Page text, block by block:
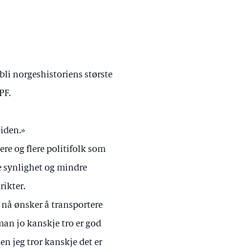
norgeshistoriens største
og flere politifolk som
og mindre
ønsker å transportere
jo kanskje tro er god
jeg tror kanskje det er